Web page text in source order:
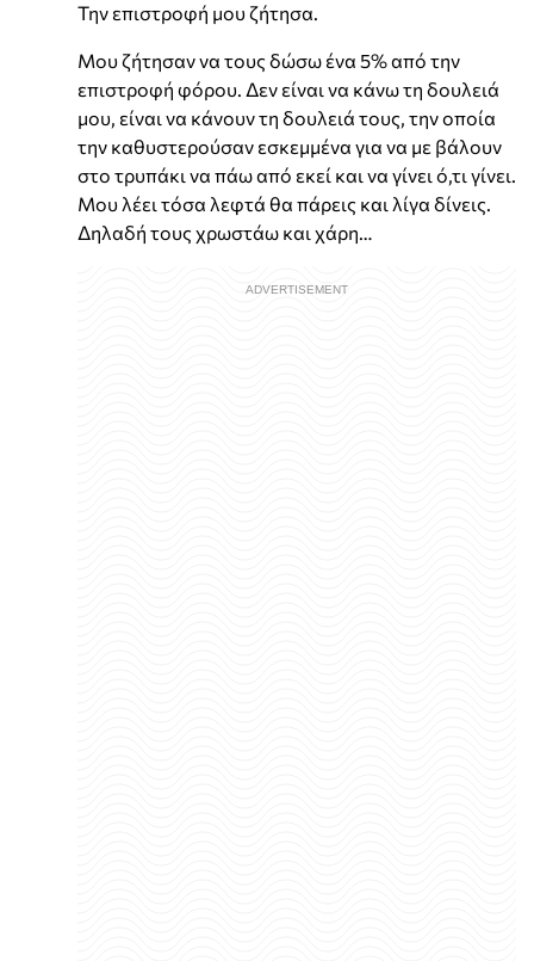
Την επιστροφή μου ζήτησα.
Μου ζήτησαν να τους δώσω ένα 5% από την
επιστροφή φόρου. Δεν είναι να κάνω τη δουλειά
μου, είναι να κάνουν τη δουλειά τους, την οποία
την καθυστερούσαν εσκεμμένα για να με βάλουν
στο τρυπάκι να πάω από εκεί και να γίνει ό,τι γίνει.
Μου λέει τόσα λεφτά θα πάρεις και λίγα δίνεις.
Δηλαδή τους χρωστάω και χάρη…